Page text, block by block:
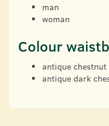
man
woman
Colour
antique chestnut
antique dark